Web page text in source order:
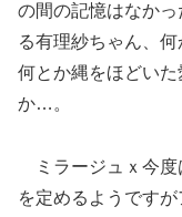
の間の記憶はなか
る有理紗ちゃん、
何とか縄をほどい
か…。
ミラージュｘ今度
を定めるようです